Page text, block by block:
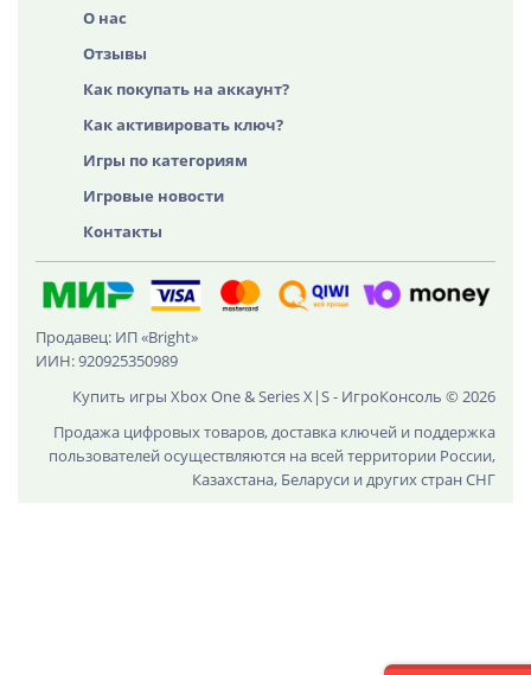
О нас
Отзывы
Как покупать на аккаунт?
Как активировать ключ?
Игры по категориям
Игровые новости
Контакты
Продавец: ИП «Bright»
ИИН: 920925350989
Купить игры Xbox One & Series X|S - ИгроКонсоль © 2026
Продажа цифровых товаров, доставка ключей и поддержка
пользователей осуществляются на всей территории России,
Казахстана, Беларуси и других стран СНГ